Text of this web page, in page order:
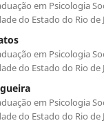
em Psicologia
do Estado do Rio de
em Psicologia
do Estado do Rio de
em Psicologia
do Estado do Rio de